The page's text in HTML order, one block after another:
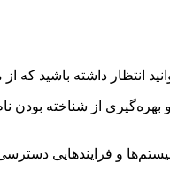
انتظار داشته باشید که از
بهره‌گیری از شناخته
و فرایندهایی